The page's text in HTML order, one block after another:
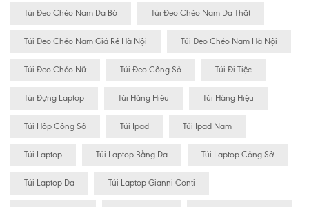
Túi Đeo Chéo Nam Da Bò Túi Đeo Chéo Nam Da Thật
Túi Đeo Chéo Nam Giá Rẻ Hà Nội Túi Đeo Chéo Nam Hà Nội
Túi Đeo Chéo Nữ Túi Đeo Công Sở Túi Đi Tiệc
Túi Đựng Laptop Túi Hàng Hiêu Túi Hàng Hiệu
Túi Hộp Công Sở Túi Ipad Túi Ipad Nam
Túi Laptop Túi Laptop Bằng Da Túi Laptop Công Sở
Túi Laptop Da Túi Laptop Gianni Conti